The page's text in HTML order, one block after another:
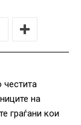
на
граѓани кои